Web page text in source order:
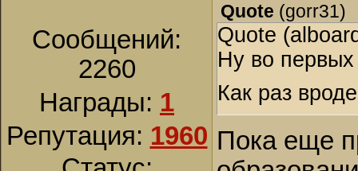
Сообщений:
2260
Награды: 1
Репутация: 1960
Quote (gorr31)
Quote
Ну во первых
Как раз
Пока еще